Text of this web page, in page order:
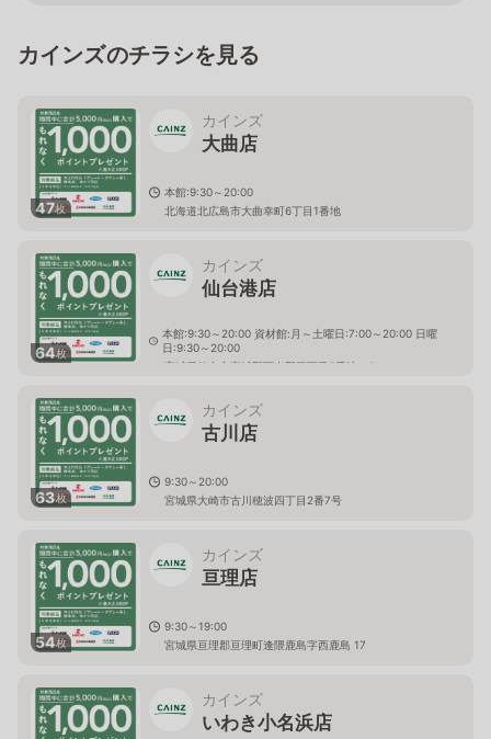
カインズのチラシを見る
47枚
カインズ
大曲店
本館:9:30～20:00
北海道北広島市大曲幸町6丁目1番地
64枚
カインズ
仙台港店
本館:9:30～20:00 資材館:月～土曜日:7:00～20:00 日曜
日:9:30～20:00
宮城県仙台市宮城野区中野三丁目5番地の6
63枚
カインズ
古川店
9:30～20:00
宮城県大崎市古川穂波四丁目2番7号
54枚
カインズ
亘理店
9:30～19:00
宮城県亘理郡亘理町逢隈鹿島字西鹿島 17
カインズ
いわき小名浜店